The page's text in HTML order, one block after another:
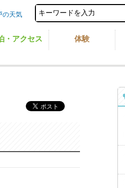
の天気
・アクセス 体験